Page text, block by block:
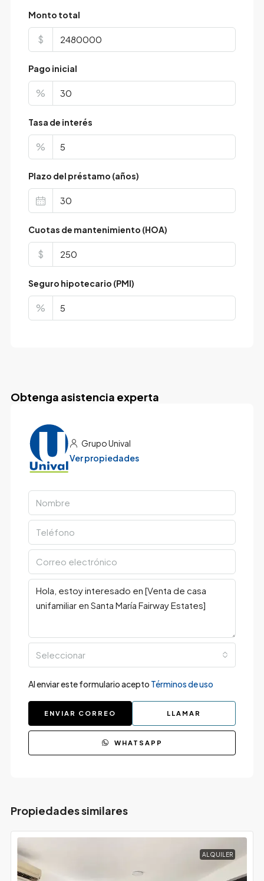
Monto total
$
Pago inicial
%
Tasa de interés
%
Plazo del préstamo (años)
Cuotas de mantenimiento (HOA)
$
Seguro hipotecario (PMI)
%
Obtenga asistencia experta
Grupo Unival
Ver propiedades
Seleccionar
Al enviar este formulario acepto Términos de uso
ENVIAR CORREO LLAMAR
WHATSAPP
Propiedades similares
ALQUILER